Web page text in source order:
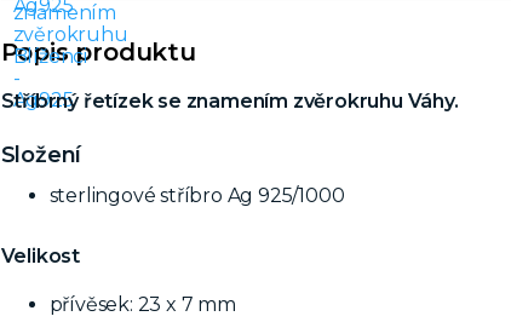
Popis produktu
Stříbrný řetízek se znamením zvěrokruhu Váhy.
Složení
sterlingové stříbro Ag 925/1000
Velikost
přívěsek: 23 x 7 mm